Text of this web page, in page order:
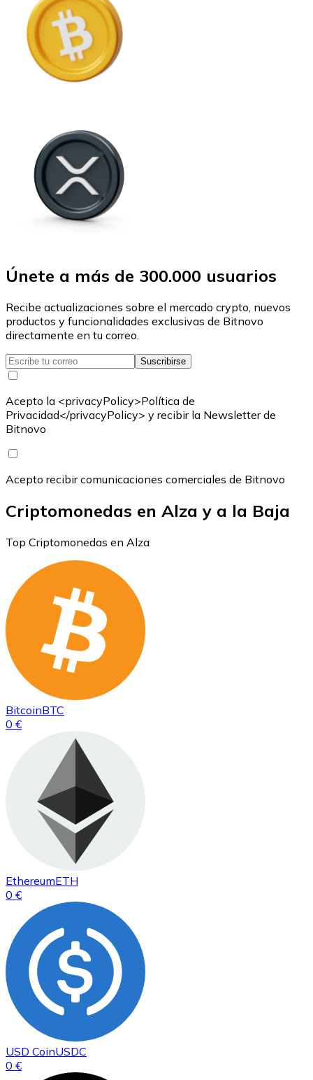
Únete a más de 300.000 usuarios
Recibe actualizaciones sobre el mercado crypto, nuevos
productos y funcionalidades exclusivas de Bitnovo
directamente en tu correo.
Suscribirse
Acepto la <privacyPolicy>Política de
Privacidad</privacyPolicy> y recibir la Newsletter de
Bitnovo
Acepto recibir comunicaciones comerciales de Bitnovo
Criptomonedas en Alza y a la Baja
Top Criptomonedas en Alza
BitcoinBTC
0 €
EthereumETH
0 €
USD CoinUSDC
0 €